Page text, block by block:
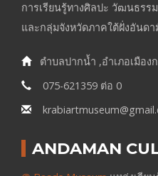
การเรียนรู้ทางศิลปะ วัฒนธรร
และกลุ่มจังหวัดภาคใต้ฝั่งอันด
ตำบลปากน้ำ ,อำเภอเมือง
075-621359 ต่อ 0
ANDAMAN